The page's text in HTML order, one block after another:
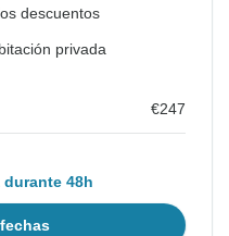
descuentos
privada
€247
durante 48h